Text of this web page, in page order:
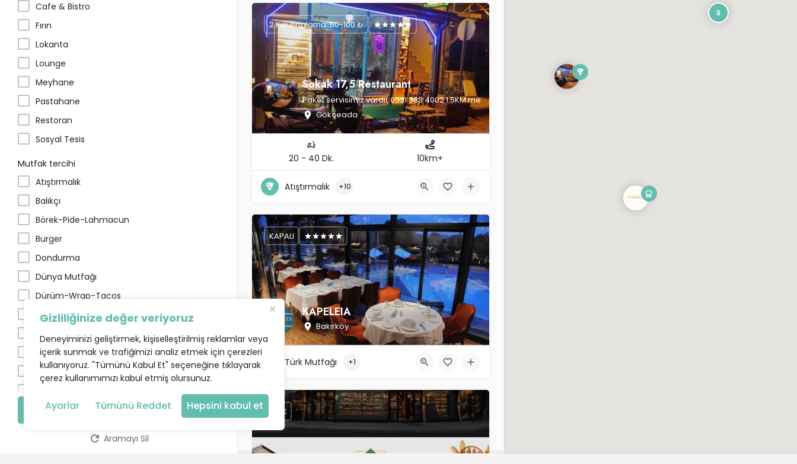
Gizliliğinize değer veriyoruz
Deneyiminizi geliştirmek, kişiselleştirilmiş reklamlar veya
içerik sunmak ve trafiğimizi analiz etmek için çerezleri
kullanıyoruz. "Tümünü Kabul Et" seçeneğine tıklayarak
çerez kullanımımızı kabul etmiş olursunuz.
Ayarlar Tümünü Reddet Hepsini kabul et
Cafe & Bistro
Fırın
Lokanta
Lounge
Meyhane
Pastahane
Restoran
Sosyal Tesis
Mutfak tercihi
Atıştırmalık
Balıkçı
Börek-Pide-Lahmacun
Burger
Dondurma
Dünya Mutfağı
Dürüm-Wrap-Tacos
Ege Mutfağı
Et Restaurant
Fastfood
Fırın
Izgara
Ara
Aramayı Sil
Sokak 17,5 Restaurant
Paket servisimiz vardır 0531 383 4002 1.5KM mesafe ücretsiz, sonraki her 1 km için 4TL
Gökçeada
2 Kişi ortalama: 50-100 ₺
20 - 40 Dk. 10km+
Atıştırmalık +10
KAPELEIA
Bakırköy
KAPALI
Türk Mutfağı +1
AÇIK
8